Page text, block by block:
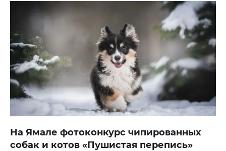
На Ямале фотоконкурс чипированных
собак и котов «Пушистая перепись»